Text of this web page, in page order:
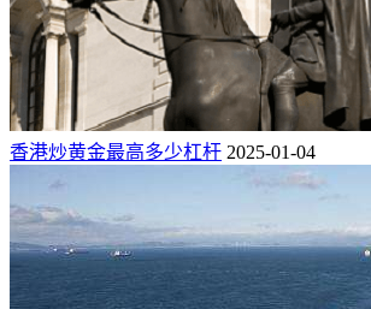
香港炒黄金最高多少杠杆 2025-01-04